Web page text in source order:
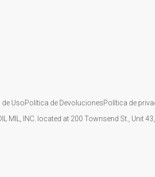
UsoPolítica de DevolucionesPolítica de
MIL, INC. located at 200 Townsend St., Unit